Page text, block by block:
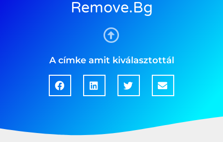
Remove.bg
A címke amit kiválasztottál